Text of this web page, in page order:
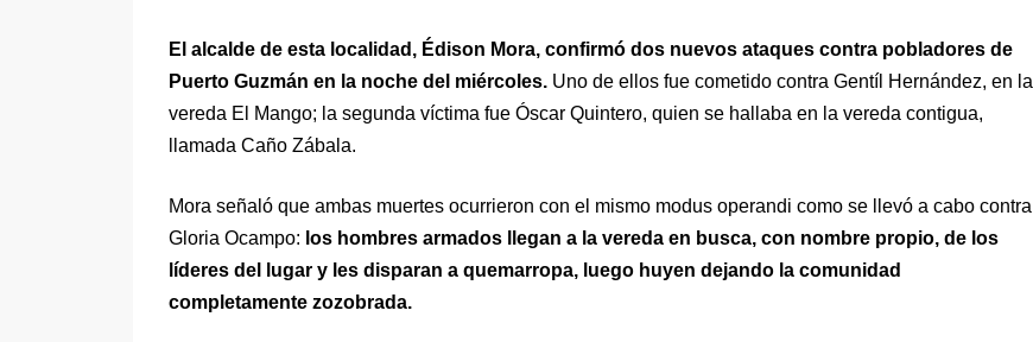
El alcalde de esta localidad, Édison Mora, confirmó dos nuevos ataques contra pobladores de
Puerto Guzmán en la noche del miércoles. Uno de ellos fue cometido contra Gentíl Hernández, en la
vereda El Mango; la segunda víctima fue Óscar Quintero, quien se hallaba en la vereda contigua,
llamada Caño Zábala.
Mora señaló que ambas muertes ocurrieron con el mismo modus operandi como se llevó a cabo contra
Gloria Ocampo: los hombres armados llegan a la vereda en busca, con nombre propio, de los
líderes del lugar y les disparan a quemarropa, luego huyen dejando la comunidad
completamente zozobrada.